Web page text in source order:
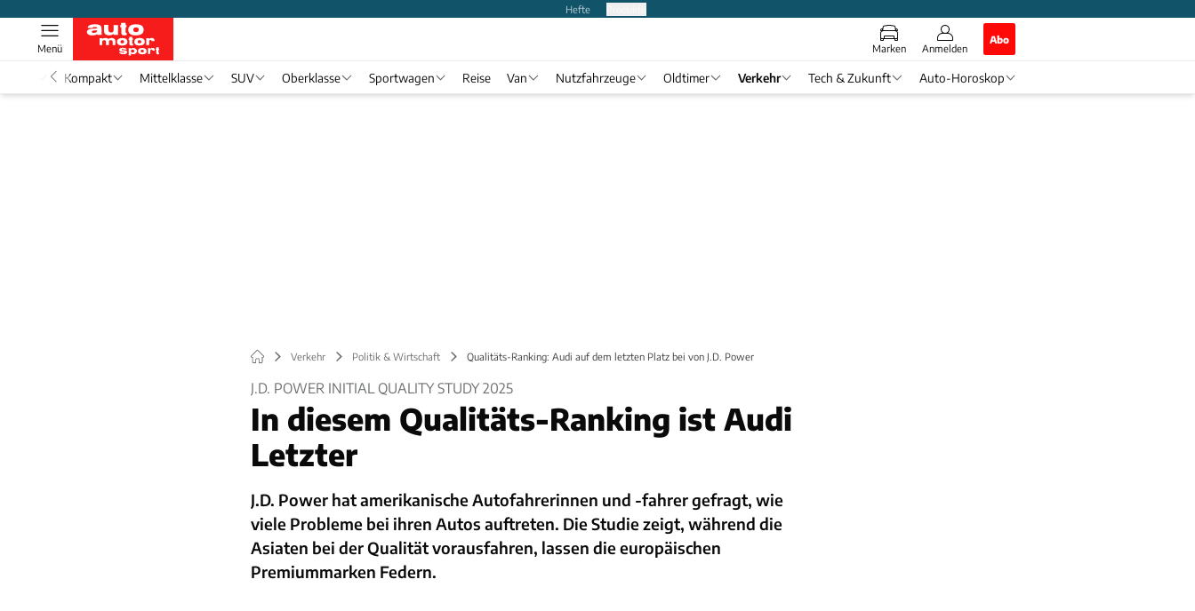
Hefte
Marken Anmelden
Abo
Menü
Kompakt Mittelklasse SUV Oberklasse Sportwagen Reise Van Nutzfahrzeuge Oldtimer Verkehr Tech & Zukunft Auto-Horoskop
Verkehr Politik & Wirtschaft Qualitäts-Ranking: Audi auf dem letzten Platz bei von J.D. Power
J.D. POWER INITIAL QUALITY STUDY 2025
In diesem Qualitäts-Ranking ist Audi
Letzter
J.D. Power hat amerikanische Autofahrerinnen und -fahrer gefragt, wie
viele Probleme bei ihren Autos auftreten. Die Studie zeigt, während die
Asiaten bei der Qualität vorausfahren, lassen die europäischen
Premiummarken Federn.